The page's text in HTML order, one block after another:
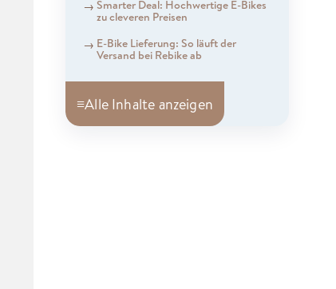
Smarter Deal: Hochwertige E-Bikes
zu cleveren Preisen
E-Bike Lieferung: So läuft der
Versand bei Rebike ab
≡Alle Inhalte anzeigen